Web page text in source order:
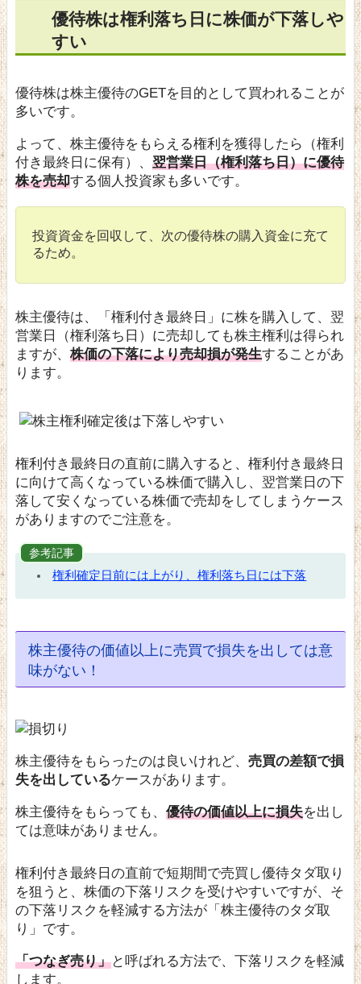
優待株は権利落ち日に株価が下落しや
すい
優待株は株主優待のGETを目的として買われることが
多いです。
よって、株主優待をもらえる権利を獲得したら（権利
付き最終日に保有）、 翌営業日（権利落ち日）に優待
株を売却する個人投資家も多いです。
投資資金を回収して、次の優待株の購入資金に充て
るため。
株主優待は、「権利付き最終日」に株を購入して、翌
営業日（権利落ち日）に売却しても株主権利は得られ
ますが、 株価の下落により売却損が発生することがあ
ります。
権利付き最終日の直前に購入すると、権利付き最終日
に向けて高くなっている株価で購入し、翌営業日の下
落して安くなっている株価で売却をしてしまうケース
がありますのでご注意を。
参考記事
権利確定日前には上がり、権利落ち日には下落
株主優待の価値以上に売買で損失を出しては意
味がない！
株主優待をもらったのは良いけれど、 売買の差額で損
失を出しているケースがあります。
株主優待をもらっても、 優待の価値以上に損失を出し
ては意味がありません。
権利付き最終日の直前で短期間で売買し優待タダ取り
を狙うと、株価の下落リスクを受けやすいですが、そ
の下落リスクを軽減する方法が 「株主優待のタダ取
り」 です。
「つなぎ売り」と呼ばれる方法で、下落リスクを軽減
します。